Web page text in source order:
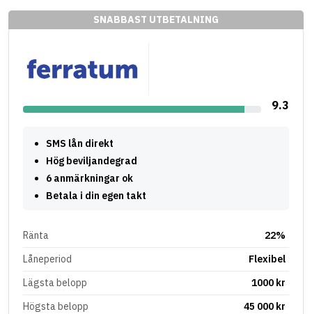
SNABBAST UTBETALNING
9.3
SMS lån direkt
Hög beviljandegrad
6 anmärkningar ok
Betala i din egen takt
Ränta
22%
Låneperiod
Flexibel
Lägsta belopp
1000 kr
Högsta belopp
45 000 kr